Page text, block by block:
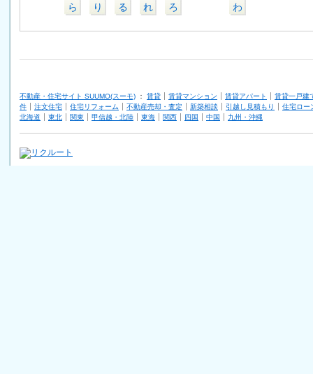
ら
り る れ ろ
わ
不動産・住宅サイト SUUMO(スーモ) ： 賃貸 賃貸マンション 賃貸アパート
賃貸一戸建
件
注文住宅 住宅リフォーム 不動産売却・査定 新築相談 引越し見積もり
住宅ロー
北海道
東北 関東 甲信越・北陸 東海 関西 四国 中国 九州・沖縄